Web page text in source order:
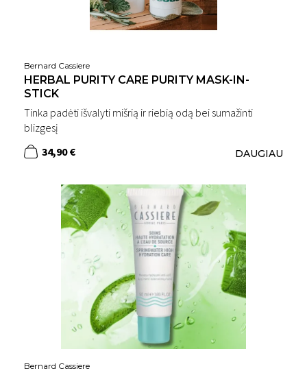
Bernard Cassiere
HERBAL PURITY CARE PURITY MASK-IN-
STICK
Tinka padėti išvalyti mišrią ir riebią odą bei sumažinti
blizgesį
34,90 €
DAUGIAU
Bernard Cassiere